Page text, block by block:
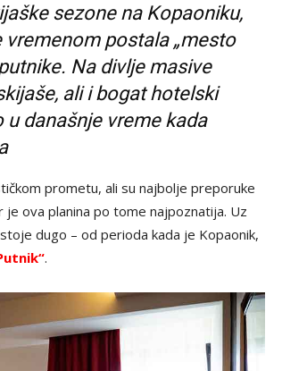
sezone na Kopaoniku,
postala „mesto
Na divlje masive
ali i bogat hotelski
današnje vreme kada
prometu, ali su najbolje preporuke
ova planina po tome najpoznatija. Uz
dugo – od perioda kada je Kopaonik,
.